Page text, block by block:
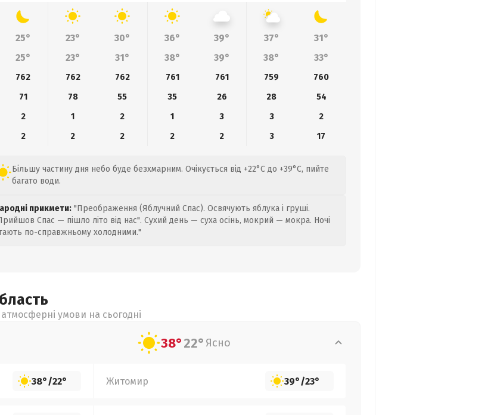
25° 23° 30° 36° 39° 37°
31°
25° 23° 31° 38° 39° 38° 33°
762 762 762 761 761 759
760
71 78 55 35 26 28
54
2 1 2 1 3 3
2
2 2 2 2 2 3 17
Більшу частину дня небо буде безхмарним. Очікується від +22°C до +39°C, пийте
багато води.
прикмети: "Преображення (Яблучний Спас). Освячують яблука і груші.
Спас — пішло літо від нас". Сухий день — суха осінь, мокрий — мокра. Ночі
по-справжньому холодними."
умови на сьогодні
38°22° Ясно
38°/22° Житомир 39°/23°